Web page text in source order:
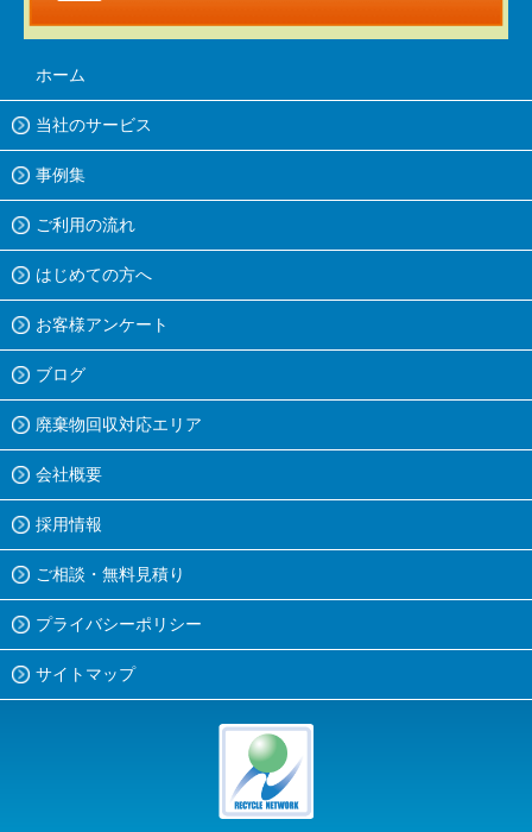
ホーム
当社のサービス
事例集
ご利用の流れ
はじめての方へ
お客様アンケート
ブログ
廃棄物回収対応エリア
会社概要
採用情報
ご相談・無料見積り
プライバシーポリシー
サイトマップ